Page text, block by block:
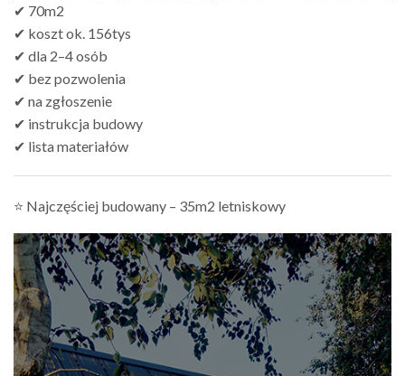
✔ 70m2
✔ koszt ok. 156tys
✔ dla 2–4 osób
✔ bez pozwolenia
✔ na zgłoszenie
✔ instrukcja budowy
✔ lista materiałów
⭐ Najczęściej budowany – 35m2 letniskowy